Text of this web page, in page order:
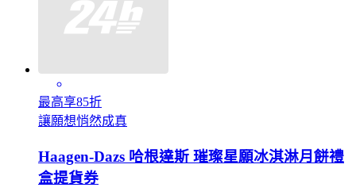
最高享85折
讓願想悄然成真
Haagen-Dazs 哈根達斯 璀璨星願冰淇淋月餅禮
盒提貨券